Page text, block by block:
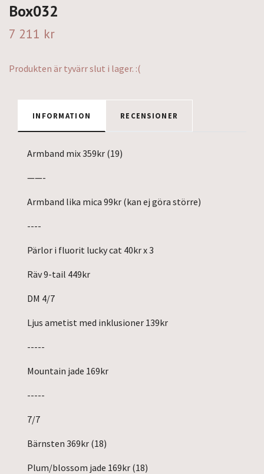
Box032
7 211 kr
Produkten är tyvärr slut i lager. :(
INFORMATION RECENSIONER
Armband mix 359kr (19)
——-
Armband lika mica 99kr (kan ej göra större)
----
Pärlor i fluorit lucky cat 40kr x 3
Räv 9-tail 449kr
DM 4/7
Ljus ametist med inklusioner 139kr
-----
Mountain jade 169kr
-----
7/7
Bärnsten 369kr (18)
Plum/blossom jade 169kr (18)